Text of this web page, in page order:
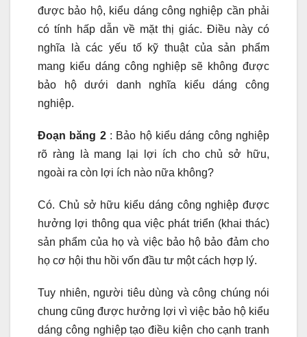
được bảo hộ, kiểu dáng công nghiệp cần phải
có tính hấp dẫn về mặt thị giác. Điều này có
nghĩa là các yếu tố kỹ thuật của sản phẩm
mang kiểu dáng công nghiệp sẽ không được
bảo hộ dưới danh nghĩa kiểu dáng công
nghiệp.
Đoạn băng 2: Bảo hộ kiểu dáng công nghiệp
rõ ràng là mang lại lợi ích cho chủ sở hữu,
ngoài ra còn lợi ích nào nữa không?
Có. Chủ sở hữu kiểu dáng công nghiệp được
hưởng lợi thông qua việc phát triển (khai thác)
sản phẩm của họ và việc bảo hộ bảo đảm cho
họ cơ hội thu hồi vốn đầu tư một cách hợp lý.
Tuy nhiên, người tiêu dùng và công chúng nói
chung cũng được hưởng lợi vì việc bảo hộ kiểu
dáng công nghiệp tạo điều kiện cho cạnh tranh